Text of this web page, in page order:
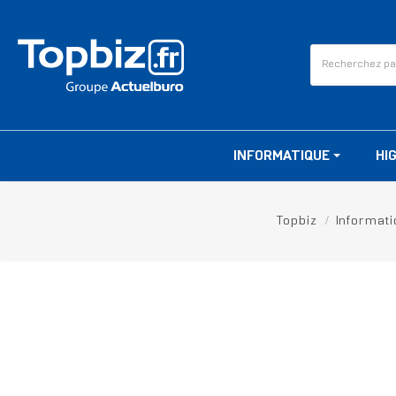
INFORMATIQUE
Topbiz